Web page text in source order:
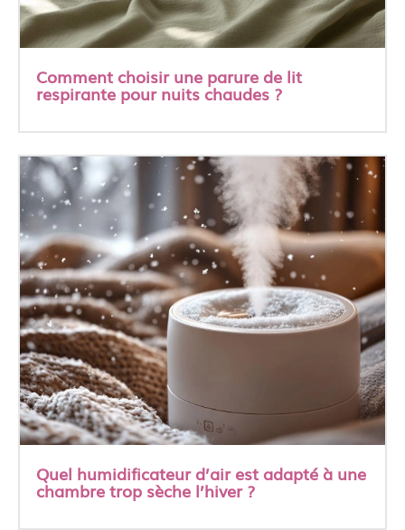
Comment choisir une parure de lit
respirante pour nuits chaudes ?
Quel humidificateur d’air est adapté à une
chambre trop sèche l’hiver ?